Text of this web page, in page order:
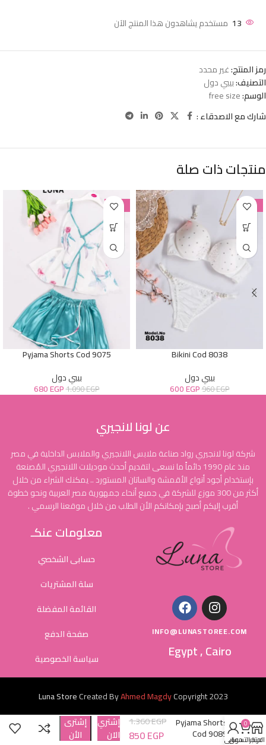
13 مستخدم يشاهدون هذا المنتج الآن
رمز المنتج:غير محدد
التصنيف:بيبي دول
الوسم:free size
شارك مع الاصدقاء :
منتجات ذات صلة
-38%
Bikini Cod 8038
بيبي دول
960EGP
600EGP
-38%
Pyjama Shorts Cod 9075
بيبي دول
1.090EGP
680EGP
عن لونا لانجيري
شركة لونا لانجيري رواد صناعة ملابس اللانجيري والملابس الداخلية في مصر
منذ عام 1990 دائماً ما نسعى لتقديم أحدث موديلات اللانجيري المُصنعة
بإستخدام أجود أنواع الأقمشة والساتان المستورد .. يمكنك الشراء من خلال
أكثر من 300 موزع للشركة في جميع أنحاء جمهورية مصر العربية ونحو خطوة
أقرب إليكم أصبح بإمكانكم الأن الطلب من خلال موقعنا الرسمي .
INFO@LUNASTOREE.COM
Egypt , Cairo
معلومات عنكـ
حسابى الشخصي
سلة المشتريات
القائمة المفضلة
صفحة الدفع
سياسة الخصوصية
Luna StoreCreated ByAhmed MagdyCopyright2023
Pyjama Shorts
Cod 9089
1.360EGP
850EGP
إشتري
الاَن
إشترى
الأن
المتجر
0
عربة التسوق
حسابي